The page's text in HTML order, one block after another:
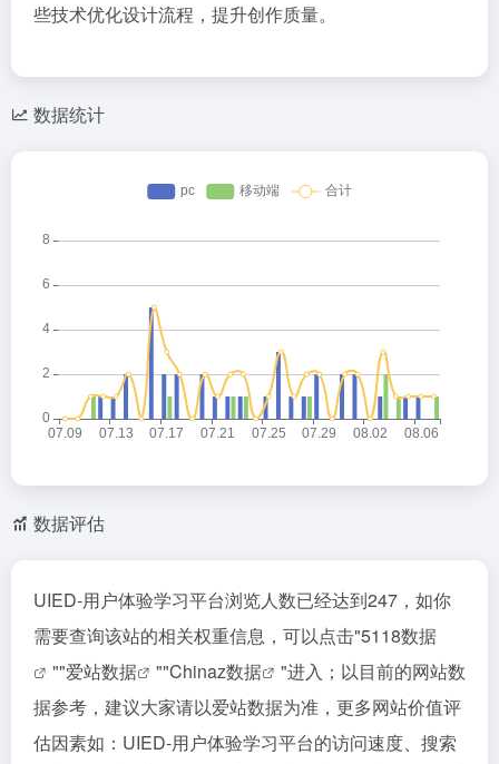
些技术优化设计流程，提升创作质量。
数据统计
数据评估
UIED-用户体验学习平台浏览人数已经达到247，如你
需要查询该站的相关权重信息，可以点击"5118数据
""爱站数据 ""Chinaz数据
"进入；以目前的网站数
据参考，建议大家请以爱站数据为准，更多网站价值评
估因素如：UIED-用户体验学习平台的访问速度、搜索